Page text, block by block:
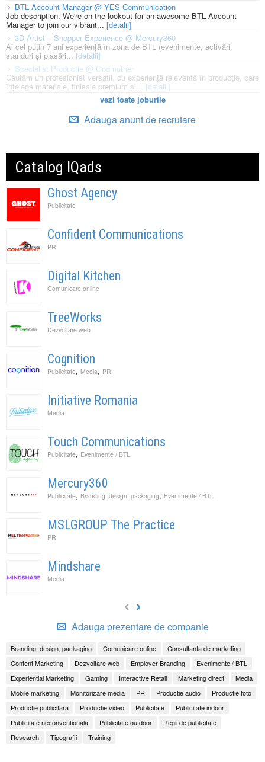
BTL Account Manager @ YES Communication
Job description: We're on the lookout for an awesome BTL Account
Manager to join our vibrant... [detalii]
3D Artist – Shopper Experience @ Mercury360
Ai cel puțin 7 ani experiență în zona de BTL (evenimente, activări,
standuri și plasări...[detalii]
Specialist Productie @ Godmother
Căutăm un profesionist versatil, cu experiență relevantă în producție, care
înțelege materiale, finisaje premium și... [detalii]
vezi toate joburile
Adauga anunt de recrutare
Catalog IQads
Ghost Agency
Publicitate
Confident Communications
PR
Digital Kitchen
Comunicare online
TreeWorks
Dezvoltare web
Cognition
Publicitate, Media, PR
Initiative Romania
Media
Touch Communications
Publicitate, Evenimente / BTL
Mercury360
Publicitate, Branding, design, packaging, Evenimente / BTL
MSLGROUP The Practice
PR
Mindshare
Media
Adauga prezentare de companie
Branding, design, packaging Comunicare online
Consultanta de marketing
Content Marketing
Dezvoltare web Employer Branding
Evenimente / BTL
Experiential Marketing
Gaming Interactive Retail Marketing direct
Media
Mobile marketing
Monitorizare media PR Productie audio
Productie foto
Productie publicitara
Productie video Publicitate
Publicitate indoor
Publicitate neconventionala
Publicitate outdoor
Regii de publicitate
Research
Tipografii Training